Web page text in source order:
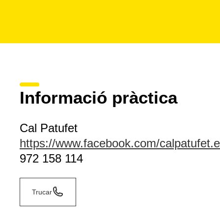
Informació pràctica
Cal Patufet
https://www.facebook.com/
972 158 114
Trucar